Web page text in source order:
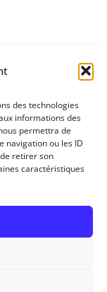
des technologies
informations des
permettra de
navigation ou les ID
retirer son
caractéristiques